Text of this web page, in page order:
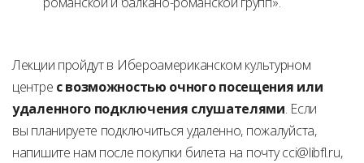
Лекции пройдут в Ибероамериканском культурном
центре с возможностью очного посещения или
удаленного подключения слушателями. Если
вы планируете подключиться удаленно, пожалуйста,
напишите нам после покупки билета на почту cci@libfl.ru,